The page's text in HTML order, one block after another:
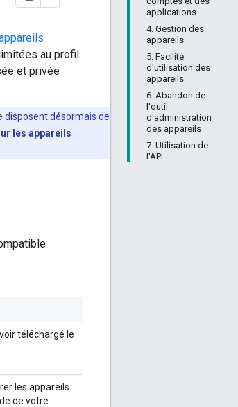
applications
4. Gestion des
appareils
5. Facilité
d'utilisation des
appareils
6. Abandon de
l'outil
d'administration
des appareils
7. Utilisation de
l'API
au profil
et privée
disposent désormais de
les appareils
téléchargé le
les appareils
de votre